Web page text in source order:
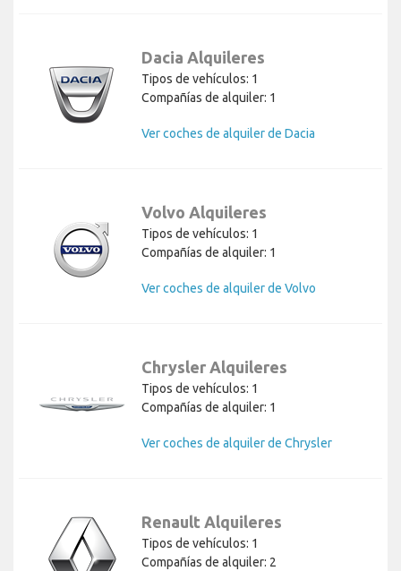
Dacia Alquileres
Tipos de vehículos: 1
Compañías de alquiler: 1
Ver coches de alquiler de Dacia
Volvo Alquileres
Tipos de vehículos: 1
Compañías de alquiler: 1
Ver coches de alquiler de Volvo
Chrysler Alquileres
Tipos de vehículos: 1
Compañías de alquiler: 1
Ver coches de alquiler de Chrysler
Renault Alquileres
Tipos de vehículos: 1
Compañías de alquiler: 2